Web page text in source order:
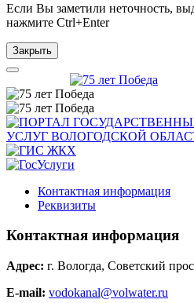
Если Вы заметили неточность,
нажмите Ctrl+Enter
Закрыть
Контактная информация
Реквизиты
Контактная информация
Адрес: г. Вологда, Советский
E-mail: vodokanal@volwater.ru